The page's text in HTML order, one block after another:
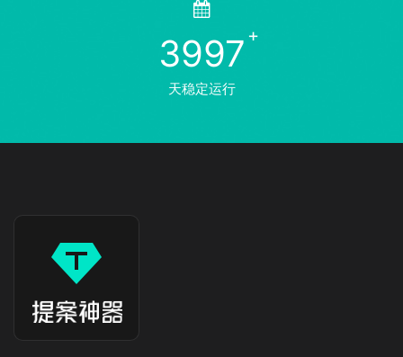
3997
天稳定运行